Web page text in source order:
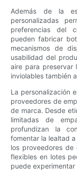
Además de la
personalizadas
preferencias del
pueden fabricar
mecanismos de
usabilidad del
aire para preservar
inviolables también
La personalización
proveedores de
de marca. Desde
limitadas de
profundizan la
fomentar la lealtad
los proveedores de
flexibles en lotes
puede